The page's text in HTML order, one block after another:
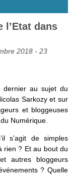
l’Etat dans
2018 - 23
dernier au sujet du
Sarkozy et sur
et bloggeuses
Numérique.
s’agit de simples
rien ? Et au bout du
autres bloggeurs
? Quelle